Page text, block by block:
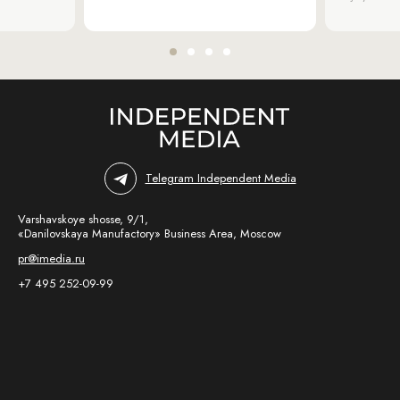
Telegram Independent Media
Varshavskoye shosse, 9/1,
«Danilovskaya Manufactory» Business Area, Moscow
pr@imedia.ru
+7 495 252-09-99